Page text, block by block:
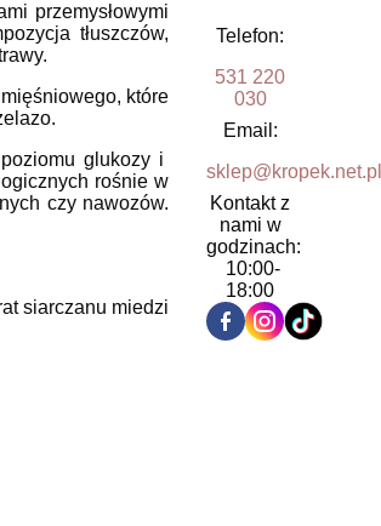
Telefon:
531 220
030
Email:
sklep@kropek.net.pl
Kontakt z
nami w
godzinach:
10:00-
18:00
przemysłowymi
tłuszczów,
które
glukozy i
rośnie w
czy nawozów.
siarczanu miedzi